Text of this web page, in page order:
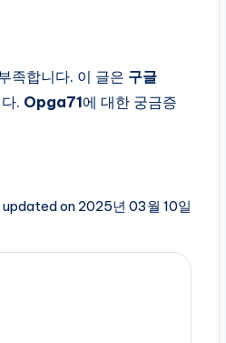
족합니다. 이 글은 구글
. Opga71에 대한 궁금증
on 2025년 03월 10일